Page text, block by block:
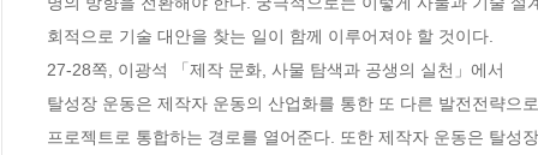
회적으로 기술 대안을 찾는 일이 함께 이루어져야 할 것이다.
27-28쪽, 이광석 「제작 문화, 사물 탐색과 공생의 실천」에서
탈성장 운동은 제작자 운동의 산업화를 통한 또 다른 발전전략으
프로젝트로 통합하는 경로를 열어준다. 또한 제작자 운동은 탈